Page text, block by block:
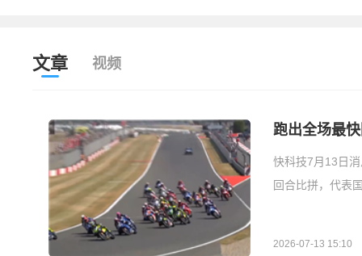
文章 视频
跑出全场最
快科技7月13日
回合比拼，代表
2026-07-13 15:10